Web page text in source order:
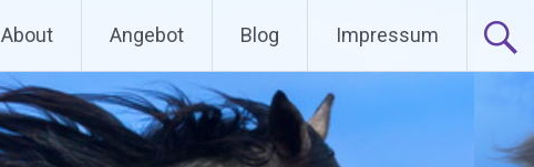
About Angebot Blog Impressum